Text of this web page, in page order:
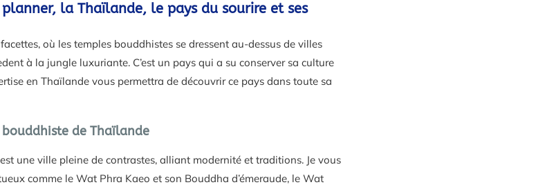
la Thaïlande, le pays du sourire et ses
où les temples bouddhistes se dressent au-dessus de villes
à la jungle luxuriante. C’est un pays qui a su conserver sa culture
en Thaïlande vous permettra de découvrir ce pays dans toute sa
de Thaïlande
une ville pleine de contrastes, alliant modernité et traditions. Je vous
comme le Wat Phra Kaeo et son Bouddha d’émeraude, le Wat